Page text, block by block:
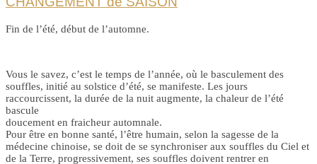
Fin de l’été, début de l’automne.
Vous le savez, c’est le temps de l’année, où le basculement des
souffles, initié au solstice d’été, se manifeste. Les jours
raccourcissent, la durée de la nuit augmente, la chaleur de l’été
bascule
doucement en fraicheur automnale.
Pour être en bonne santé, l’être humain, selon la sagesse de la
médecine chinoise, se doit de se synchroniser aux souffles du Ciel et
de la Terre, progressivement, ses souffles doivent rentrer en